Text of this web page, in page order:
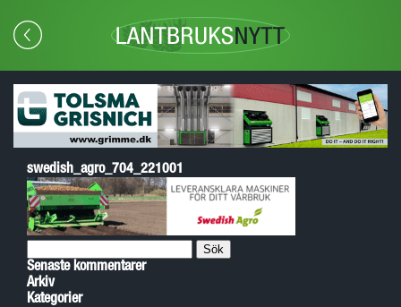
swedish_agro_704_221001
efter:
Senaste kommentarer
Arkiv
Kategorier